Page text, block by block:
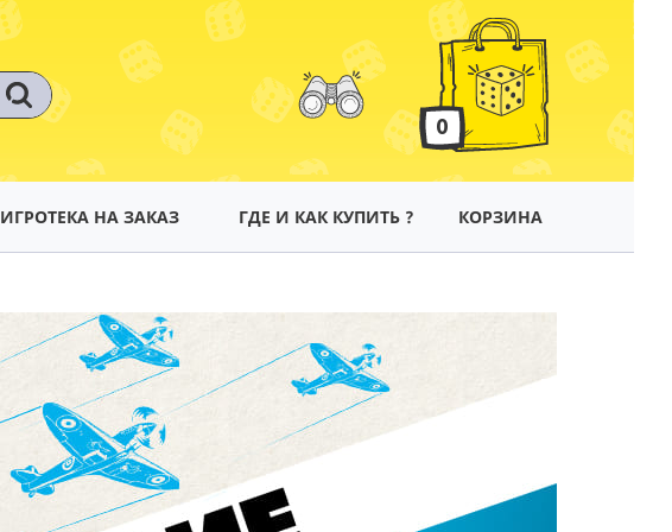
0
ИГРОТЕКА НА ЗАКАЗ ГДЕ И КАК КУПИТЬ ? КОРЗИНА